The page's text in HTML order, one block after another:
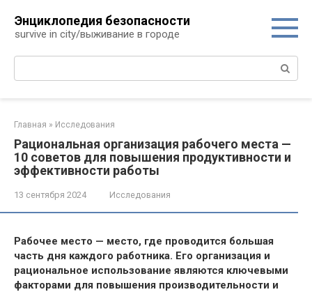
контенту
Энциклопедия безопасности
survive in city/выживание в городе
Поиск:
Главная » Исследования
Рациональная организация рабочего места —
10 советов для повышения продуктивности и
эффективности работы
13 сентября 2024 Исследования
Рабочее место — место, где проводится большая
часть дня каждого работника. Его организация и
рациональное использование являются ключевыми
факторами для повышения производительности и